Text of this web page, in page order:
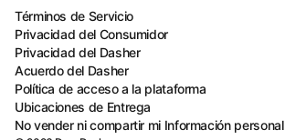
Términos de Servicio
Privacidad del Consumidor
Privacidad del Dasher
Acuerdo del Dasher
Política de acceso a la plataforma
Ubicaciones de Entrega
No vender ni compartir mi Información personal